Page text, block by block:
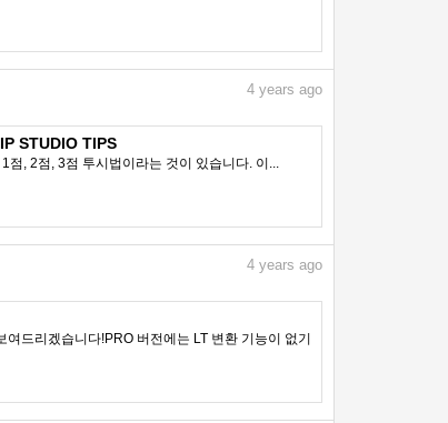
4 years ago
STUDIO TIPS
점, 2점, 3점 투시법이라는 것이 있습니다. 이...
4 years ago
드리겠습니다!PRO 버전에는 LT 변환 기능이 없기